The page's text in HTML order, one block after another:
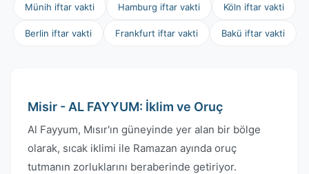
Münih iftar vakti Hamburg iftar vakti Köln iftar vakti
Berlin iftar vakti Frankfurt iftar vakti Bakü iftar vakti
Misir - AL FAYYUM: İklim ve Oruç
Al Fayyum, Mısır'ın güneyinde yer alan bir bölge
olarak, sıcak iklimi ile Ramazan ayında oruç
tutmanın zorluklarını beraberinde getiriyor.